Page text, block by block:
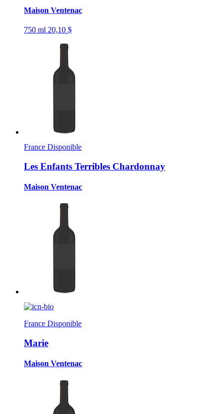
Maison Ventenac
750 ml 20,10 $
France Disponible
Les Enfants Terribles Chardonnay
Maison Ventenac
France Disponible
Marie
Maison Ventenac